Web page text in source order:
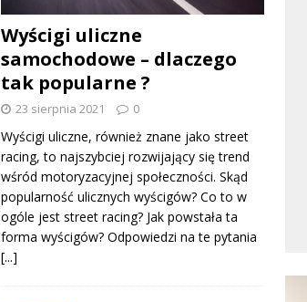
Wyścigi uliczne
samochodowe – dlaczego
tak popularne ?
23 sierpnia 2021 0
Wyścigi uliczne, również znane jako street
racing, to najszybciej rozwijający się trend
wśród motoryzacyjnej społeczności. Skąd
popularność ulicznych wyścigów? Co to w
ogóle jest street racing? Jak powstała ta
forma wyścigów? Odpowiedzi na te pytania
[...]